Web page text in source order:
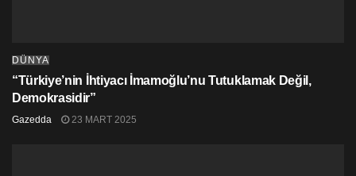
DÜNYA
“Türkiye’nin İhtiyacı İmamoğlu’nu Tutuklamak Değil,
Demokrasidir”
Gazedda 23 MART 2025